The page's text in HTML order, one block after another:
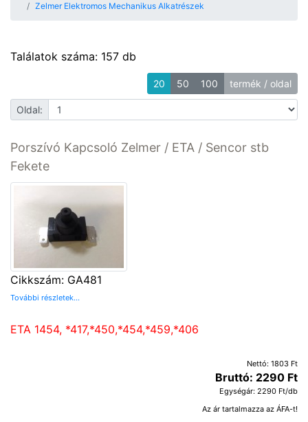
Zelmer Elektromos Mechanikus Alkatrészek
Találatok száma: 157 db
20 50 100 termék / oldal
Oldal:
Porszívó Kapcsoló Zelmer / ETA / Sencor stb
Fekete
Cikkszám: GA481
További részletek...
ETA 1454, *417,*450,*454,*459,*406
Nettó: 1803 Ft
Bruttó: 2290 Ft
Egységár: 2290 Ft/db
Az ár tartalmazza az ÁFA-t!